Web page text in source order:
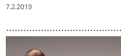
7.2.2019